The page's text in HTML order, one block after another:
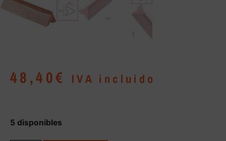
48,40€ IVA incluido
5 disponibles